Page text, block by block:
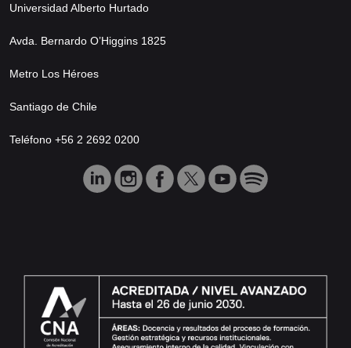
Universidad Alberto Hurtado
Avda. Bernardo O’Higgins 1825
Metro Los Héroes
Santiago de Chile
Teléfono +56 2 2692 0200